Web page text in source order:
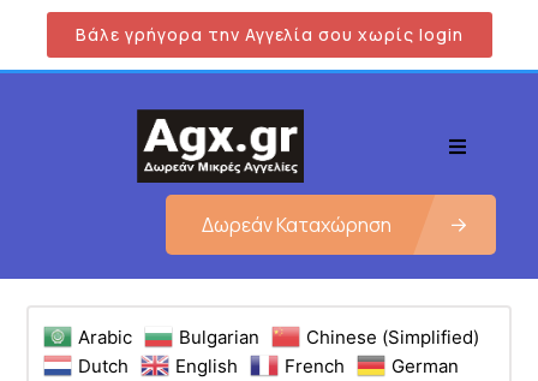
Βάλε γρήγορα την Αγγελία σου χωρίς login
Δωρεάν Καταχώρηση
Arabic Bulgarian
Chinese (Simplified)
Dutch
English French
German